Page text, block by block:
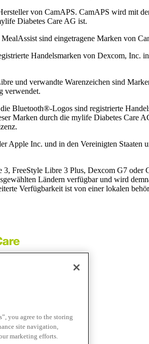
von CamAPS. CamAPS wird mit
Diabetes Care AG ist.
sind eingetragene Marken von
Handelsmarken von Dexcom, Inc.
und verwandte Warenzeichen sind
verwendet.
Bluetooth®-Logos sind registrierte
Marken durch die mylife Diabetes Care
Apple Inc. und in den Vereinigten Staaten
3, FreeStyle Libre 3 Plus, Dexcom G7 oder
Ländern verfügbar und wird
Verfügbarkeit ist von einer lokalen
44 11 44
you agree to the storing
site navigation,
marketing efforts.